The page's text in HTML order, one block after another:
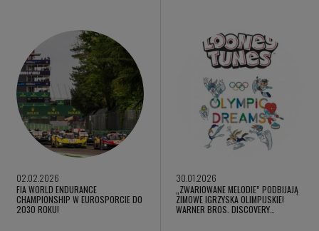
02.02.2026
FIA WORLD ENDURANCE
CHAMPIONSHIP W EUROSPORCIE DO
2030 ROKU!
30.01.2026
„ZWARIOWANE MELODIE” PODBIJAJĄ
ZIMOWE IGRZYSKA OLIMPIJSKIE!
WARNER BROS. DISCOVERY…